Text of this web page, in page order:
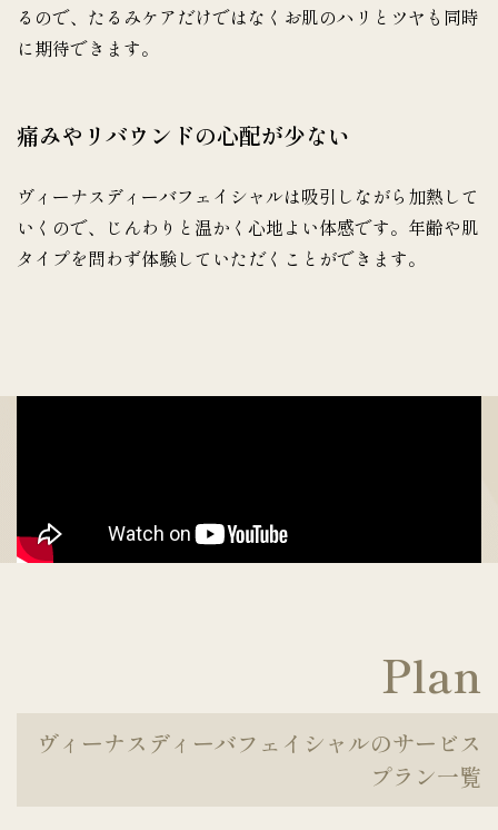
るので、たるみケアだけではなくお肌のハリとツヤも同時
に期待できます。
痛みやリバウンドの心配が少ない
ヴィーナスディーバフェイシャルは吸引しながら加熱して
いくので、じんわりと温かく心地よい体感です。年齢や肌
タイプを問わず体験していただくことができます。
Plan
ヴィーナスディーバフェイシャルのサービス
プラン一覧